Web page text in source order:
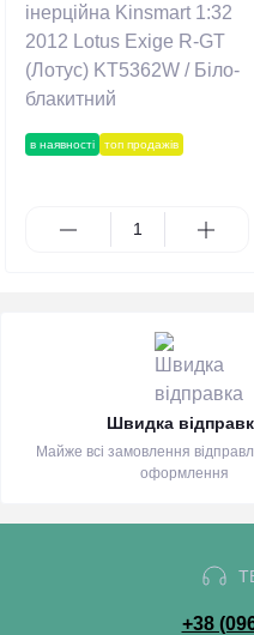
в наявності топ продажів
Швидка
Майже всі замовлення
оформлення
+38